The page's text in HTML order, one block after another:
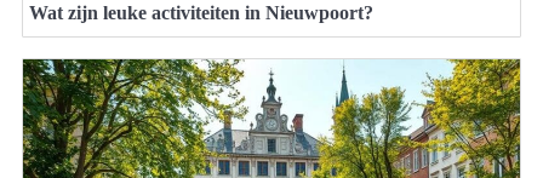
Wat zijn leuke activiteiten in Nieuwpoort?